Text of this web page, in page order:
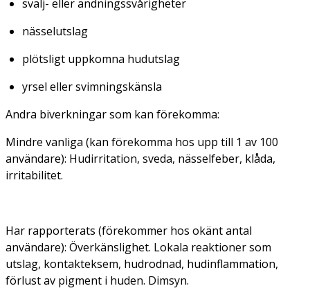
svälj- eller andningssvårigheter
nässelutslag
plötsligt uppkomna hudutslag
yrsel eller svimningskänsla
Andra biverkningar som kan förekomma:
Mindre vanliga (kan förekomma hos upp till 1 av 100
användare): Hudirritation, sveda, nässelfeber, klåda,
irritabilitet.
Har rapporterats (förekommer hos okänt antal
användare): Överkänslighet. Lokala reaktioner som
utslag, kontakteksem, hudrodnad, hudinflammation,
förlust av pigment i huden. Dimsyn.